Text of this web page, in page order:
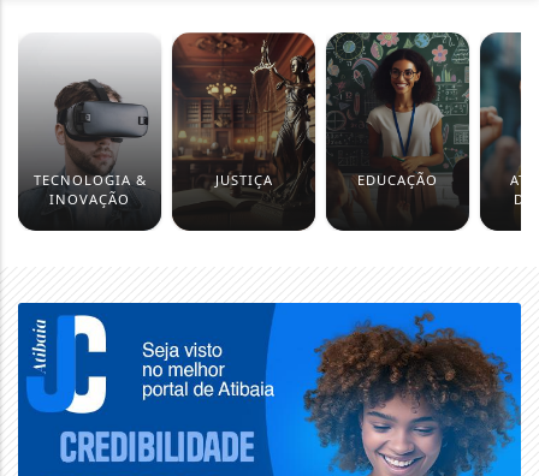
TECNOLOGIA &
INOVAÇÃO
JUSTIÇA EDUCAÇÃO